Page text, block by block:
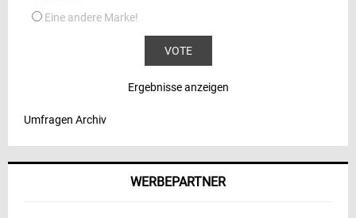
Eine andere Marke!
Ergebnisse anzeigen
Umfragen Archiv
WERBEPARTNER